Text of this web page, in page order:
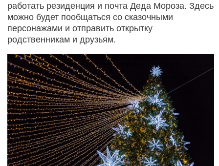
работать резиденция и почта Деда Мороза. Здесь
можно будет пообщаться со сказочными
персонажами и отправить открытку
родственникам и друзьям.